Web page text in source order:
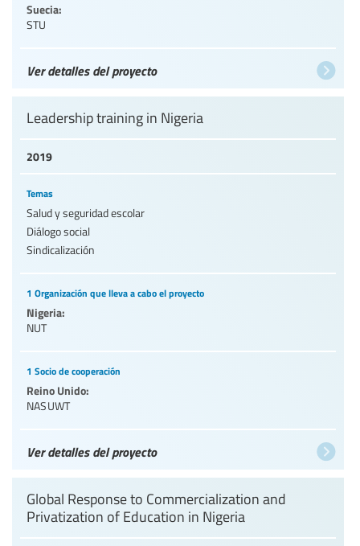
Suecia:
STU
Ver detalles del proyecto
2019
Leadership training in Nigeria
Temas
Salud y seguridad escolar
Diálogo social
Sindicalización
1 Organización que lleva a cabo el proyecto
Nigeria:
NUT
1 Socio de cooperación
Reino Unido:
NASUWT
Ver detalles del proyecto
Global Response to Commercialization and
Privatization of Education in Nigeria